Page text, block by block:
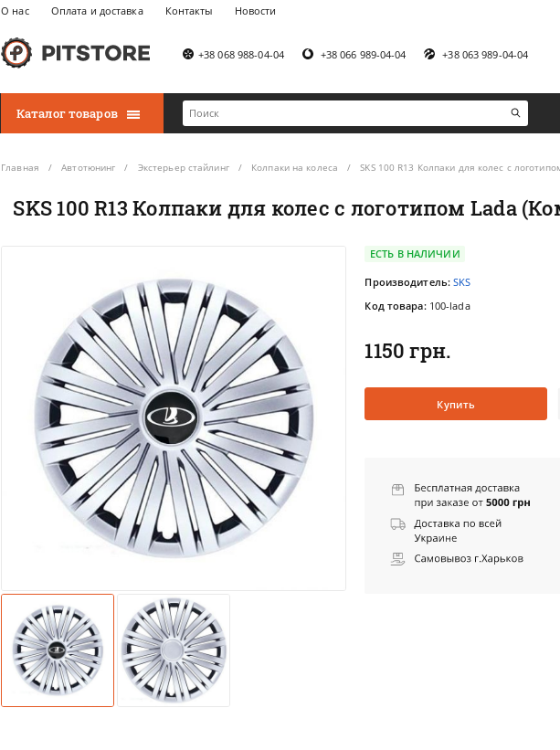
О нас Оплата и доставка Контакты Новости
+38 068 988-04-04 +38 066 989-04-04 +38 063 989-04-04
Каталог товаров
Главная Автотюнинг Экстерьер стайлинг Колпаки на колеса SKS 100 R13 Колпаки для колес с
SKS 100 R13 Колпаки для колес с логотипом Lada
ЕСТЬ В НАЛИЧИИ
Производитель:SKS
Код товара: 100-lada
1150 грн.
Купить